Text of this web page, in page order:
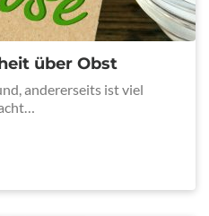
über Obst
andererseits ist viel